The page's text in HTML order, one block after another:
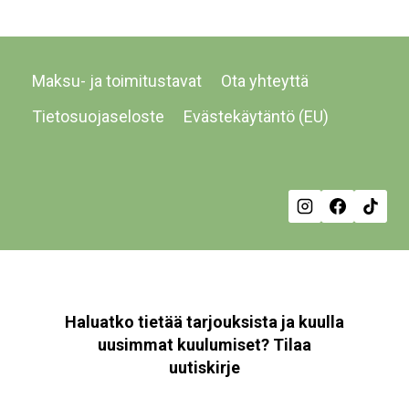
Maksu- ja toimitustavat
Ota yhteyttä
Tietosuojaseloste
Evästekäytäntö (EU)
Haluatko tietää tarjouksista ja kuulla
uusimmat kuulumiset? Tilaa
uutiskirje